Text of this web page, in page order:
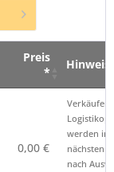
Preis
*
Hinweis
0,00 €
Verkäufer
werden im
nächsten
nach